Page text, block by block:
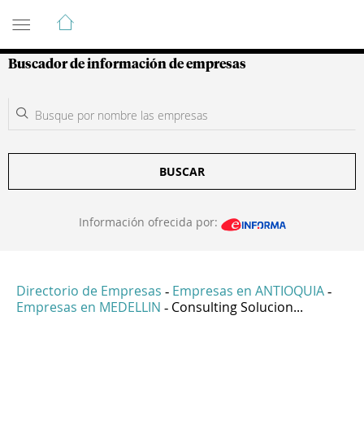
Guía de Empresas Colombianas
Buscador de información de empresas
BUSCAR
Información ofrecida por:
Directorio de Empresas - Empresas en ANTIOQUIA -
Empresas en MEDELLIN - Consulting Solucion...